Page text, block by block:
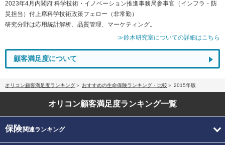
2023年4月内閣府 科学技術・イノベーション推進事務局参事官（インフラ・防
災担当）付上席科学技術政策フェロー（非常勤）
研究分野は応用統計解析、品質管理、マーケティング。
≫鈴木研究室についての詳細はこちら
顧客満足度について
オリコン顧客満足度ランキング おすすめの生命保険ランキング・比較 2015年版
オリコン顧客満足度ランキング一覧
保険関連ランキング